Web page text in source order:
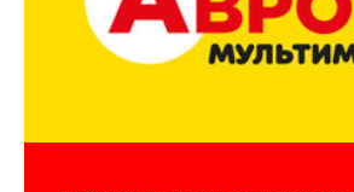
Домашній текстиль